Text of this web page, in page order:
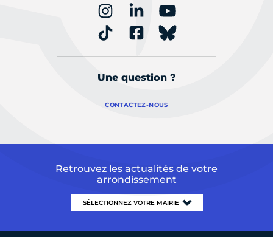
Une question ?
CONTACTEZ-NOUS
Retrouvez les actualités de votre
arrondissement